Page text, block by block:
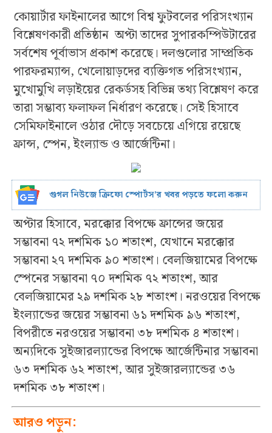
কোয়ার্টার ফাইনালের আগে বিশ্ব ফুটবলের পরিসংখ্যান
বিশ্লেষণকারী প্রতিষ্ঠান অপ্টা তাদের সুপারকম্পিউটারের
সর্বশেষ পূর্বাভাস প্রকাশ করেছে। দলগুলোর সাম্প্রতিক
পারফরম্যান্স, খেলোয়াড়দের ব্যক্তিগত পরিসংখ্যান,
মুখোমুখি লড়াইয়ের রেকর্ডসহ বিভিন্ন তথ্য বিশ্লেষণ করে
তারা সম্ভাব্য ফলাফল নির্ধারণ করেছে। সেই হিসাবে
সেমিফাইনালে ওঠার দৌড়ে সবচেয়ে এগিয়ে রয়েছে
ফ্রান্স, স্পেন, ইংল্যান্ড ও আর্জেন্টিনা।
গুগল নিউজে ক্রিফো স্পোর্টস’র খবর পড়তে ফলো করুন
অপ্টার হিসাবে, মরক্কোর বিপক্ষে ফ্রান্সের জয়ের
সম্ভাবনা ৭২ দশমিক ১০ শতাংশ, যেখানে মরক্কোর
সম্ভাবনা ২৭ দশমিক ৯০ শতাংশ। বেলজিয়ামের বিপক্ষে
স্পেনের সম্ভাবনা ৭০ দশমিক ৭২ শতাংশ, আর
বেলজিয়ামের ২৯ দশমিক ২৮ শতাংশ। নরওয়ের বিপক্ষে
ইংল্যান্ডের জয়ের সম্ভাবনা ৬১ দশমিক ৯৬ শতাংশ,
বিপরীতে নরওয়ের সম্ভাবনা ৩৮ দশমিক ৪ শতাংশ।
অন্যদিকে সুইজারল্যান্ডের বিপক্ষে আর্জেন্টিনার সম্ভাবনা
৬৩ দশমিক ৬২ শতাংশ, আর সুইজারল্যান্ডের ৩৬
দশমিক ৩৮ শতাংশ।
আরও পড়ুন: